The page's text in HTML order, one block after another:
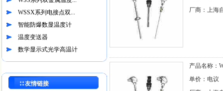
WSSX系列电接点双...
智能防爆数显温度计
温度变送器
数学显示式光学高温计
∷ 友情链接
厂商：上海
产品名称：
单价：电议